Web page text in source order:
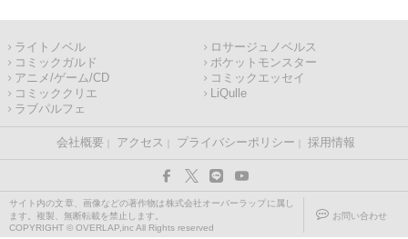
ライトノベル
ロサージュノベルス
コミックガルド
ポケットモンスター
アニメ/ゲーム/CD
コミックエッセイ
コミッククリエ
LiQulle
ラブパルフェ
会社概要 アクセス プライバシーポリシー 採用情報
サイト内の文章、画像などの著作物は株式会社オーバーラップに属し
ます。複製、無断転載を禁止します。
COPYRIGHT © OVERLAP,inc All Rights reserved
お問い合わせ